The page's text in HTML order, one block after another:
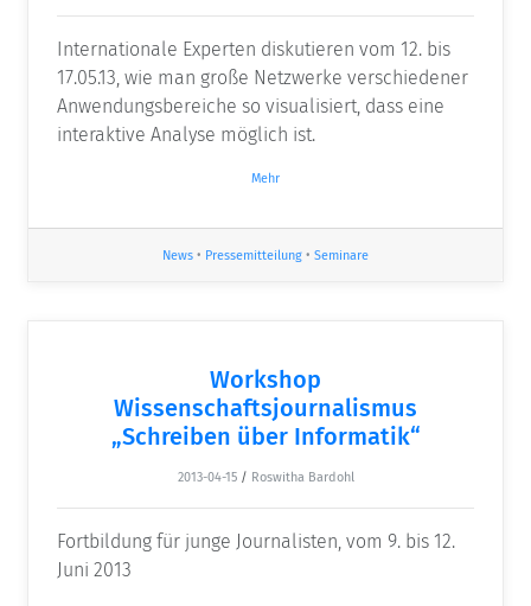
Internationale Experten diskutieren vom 12. bis
17.05.13, wie man große Netzwerke verschiedener
Anwendungsbereiche so visualisiert, dass eine
interaktive Analyse möglich ist.
Mehr
News • Pressemitteilung • Seminare
Workshop
Wissenschaftsjournalismus
„Schreiben über Informatik“
2013-04-15 / Roswitha Bardohl
Fortbildung für junge Journalisten, vom 9. bis 12.
Juni 2013